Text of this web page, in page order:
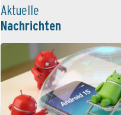
Aktuelle
Nachrichten